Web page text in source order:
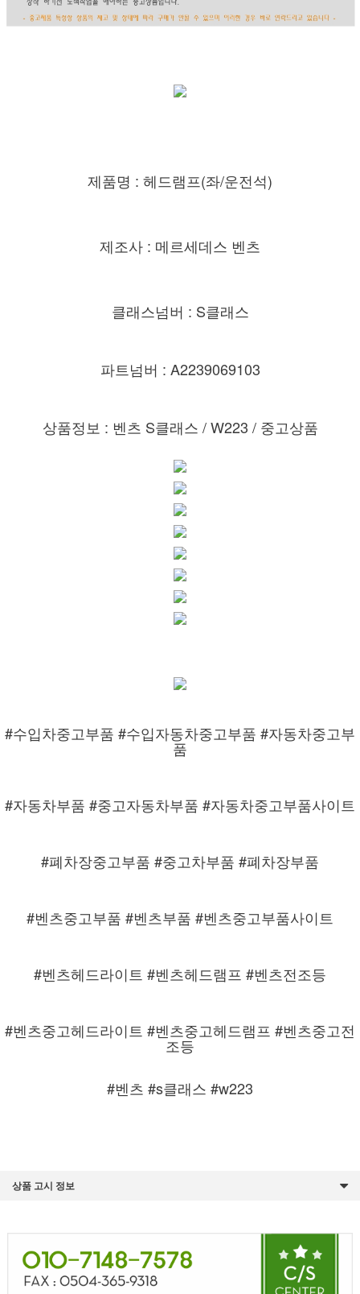
제품명 : 헤드램프(좌/운전석)
제조사 : 메르세데스 벤츠
클래스넘버 : S클래스
파트넘버 : A2239069103
상품정보 : 벤츠 S클래스 /W223 / 중고상품
#수입차중고부품 #수입자동차중고부품 #자동차중고부
품
#자동차부품 #중고자동차부품 #자동차중고부품사이트
#폐차장중고부품 #중고차부품 #폐차장부품
#벤츠중고부품 #벤츠부품 #벤츠중고부품사이트
#벤츠헤드라이트 #벤츠헤드램프 #벤츠전조등
#벤츠중고헤드라이트 #벤츠중고헤드램프 #벤츠중고전
조등
#벤츠 #s클래스 #w223
상품 고시 정보